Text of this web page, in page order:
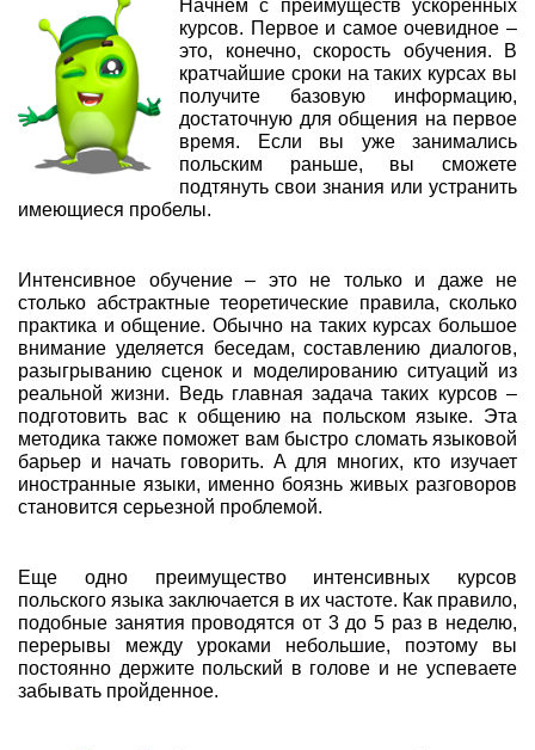
Начнем с преимуществ ускоренных
курсов. Первое и самое очевидное –
это, конечно, скорость обучения. В
кратчайшие сроки на таких курсах вы
получите базовую информацию,
достаточную для общения на первое
время. Если вы уже занимались
польским раньше, вы сможете
подтянуть свои знания или устранить
имеющиеся пробелы.
Интенсивное обучение – это не только и даже не
столько абстрактные теоретические правила, сколько
практика и общение. Обычно на таких курсах большое
внимание уделяется беседам, составлению диалогов,
разыгрыванию сценок и моделированию ситуаций из
реальной жизни. Ведь главная задача таких курсов –
подготовить вас к общению на польском языке. Эта
методика также поможет вам быстро сломать языковой
барьер и начать говорить. А для многих, кто изучает
иностранные языки, именно боязнь живых разговоров
становится серьезной проблемой.
Еще одно преимущество интенсивных курсов
польского языка заключается в их частоте. Как правило,
подобные занятия проводятся от 3 до 5 раз в неделю,
перерывы между уроками небольшие, поэтому вы
постоянно держите польский в голове и не успеваете
забывать пройденное.